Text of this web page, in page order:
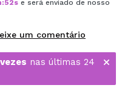
:52s e será enviado de nosso
um comentário
nas últimas 24